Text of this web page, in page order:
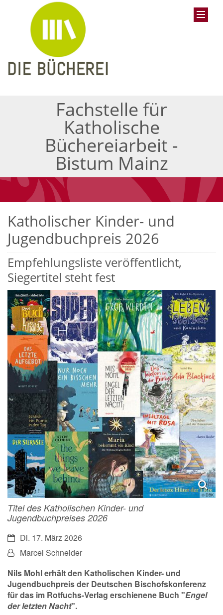
Fachstelle für
Katholische
Büchereiarbeit -
Bistum Mainz
Katholischer Kinder- und
Jugendbuchpreis 2026
Empfehlungsliste veröffentlicht,
Siegertitel steht fest
© DBK
Titel des Katholischen Kinder- und
Jugendbuchpreises 2026
Datum:Di. 17. März 2026
Von:Marcel Schneider
Nils Mohl erhält den Katholischen Kinder- und
Jugendbuchpreis der Deutschen Bischofskonferenz
für das im Rotfuchs-Verlag erschienene Buch "Engel
der letzten Nacht".